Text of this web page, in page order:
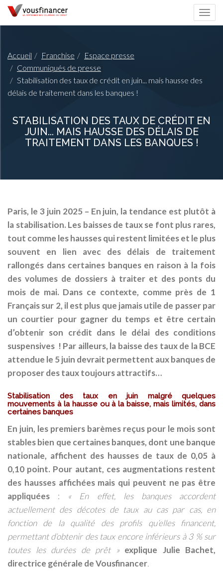
Accueil Franchise
Espace presse
Communiqués de presse
Stabilisation des taux de crédit en juin... mais hausse des
délais de traitement dans les banques !
STABILISATION DES TAUX DE CRÉDIT EN
JUIN... MAIS HAUSSE DES DÉLAIS DE
TRAITEMENT DANS LES BANQUES !
Paris, le 3 juin 2025 – En juin, la tendance est plutôt à
la stabilisation. Les baisses de taux se font plus rares,
tout comme les hausses qui restent limitées et le plus
souvent en lien avec des délais de traitement
rallongés dans certaines banques en raison à la fois
des volumes de dossiers à traiter et des ponts du
mois de mai. Dans ce contexte, comme près de 1
Français sur 2, il est plus que jamais utile de passer par
un courtier pour gagner du temps et être certain
d’obtenir son crédit dans le délai des conditions
suspensives ! Par ailleurs, la baisse des taux de la BCE
attendue le 5 juin devrait permettent aux banques de
proposer des taux toujours attractifs…
Stabilisation des taux en juin malgré quelques
mouvements à la hausse ou à la baisse, mais limités, dans
certaines banques
En juin, les premiers barèmes reçus pour le mois sont
stables bien que certaines banques, dont une banque
nationale, affichent des hausses de taux de 0,05 à
0,10 point. Pour autant, ces augmentations restent
des hausses affichées mais qui peuvent ne pas être
appliquées : «
En effet, les banques accordent
actuellement des décotes de taux au cas par cas, en
fonction de la qualité des profils qu’elles financent,
permettant d’obtenir des taux encore inférieurs à 3 % sur
toutes les durées de prêt
»explique Julie Bachet,
directrice générale de Vousfinancer.